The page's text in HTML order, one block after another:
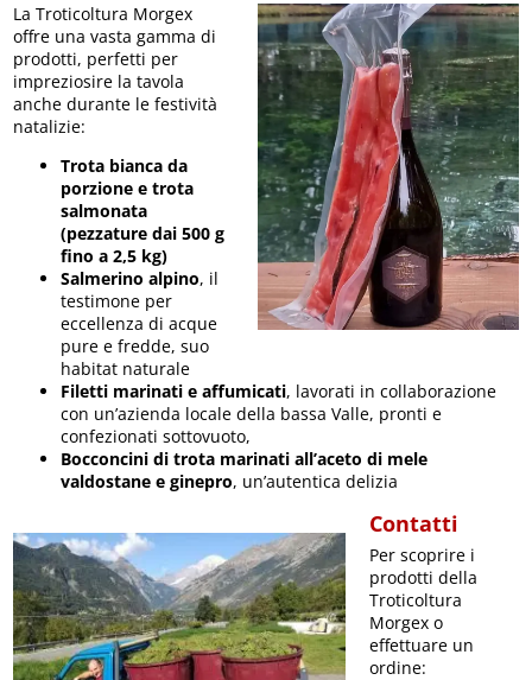
La Troticoltura Morgex
offre una vasta gamma di
prodotti, perfetti per
impreziosire la tavola
anche durante le festività
natalizie:
Trota bianca da
porzione e trota
salmonata
(pezzature dai 500 g
fino a 2,5 kg)
Salmerino alpino, il
testimone per
eccellenza di acque
pure e fredde, suo
habitat naturale
Filetti marinati e affumicati, lavorati in collaborazione
con un’azienda locale della bassa Valle, pronti e
confezionati sottovuoto,
Bocconcini di trota marinati all’aceto di mele
valdostane e ginepro, un’autentica delizia
Contatti
Per scoprire i
prodotti della
Troticoltura
Morgex o
effettuare un
ordine: